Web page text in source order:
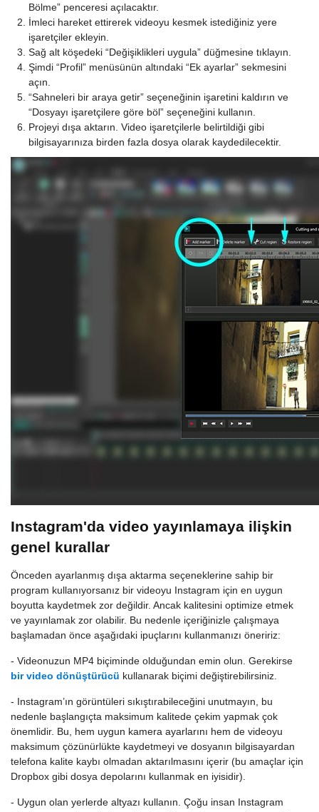
Bölme” penceresi açılacaktır.
İmleci hareket ettirerek videoyu kesmek istediğiniz yere
işaretçiler ekleyin.
Sağ alt köşedeki “Değişiklikleri uygula” düğmesine tıklayın.
Şimdi “Profil” menüsünün altındaki “Ek ayarlar” sekmesini
açın.
“Sahneleri bir araya getir” seçeneğinin işaretini kaldırın ve
“Dosyayı işaretçilere göre böl” seçeneğini kullanın.
Projeyi dışa aktarın. Video işaretçilerle belirtildiği gibi
bilgisayarınıza birden fazla dosya olarak kaydedilecektir.
Instagram'da video yayınlamaya ilişkin
genel kurallar
Önceden ayarlanmış dışa aktarma seçeneklerine sahip bir
program kullanıyorsanız bir videoyu Instagram için en uygun
boyutta kaydetmek zor değildir. Ancak kalitesini optimize etmek
ve yayınlamak zor olabilir. Bu nedenle içeriğinizle çalışmaya
başlamadan önce aşağıdaki ipuçlarını kullanmanızı öneririz:
- Videonuzun MP4 biçiminde olduğundan emin olun. Gerekirse
bir video dönüştürücü kullanarak biçimi değiştirebilirsiniz.
- Instagram’ın görüntüleri sıkıştırabileceğini unutmayın, bu
nedenle başlangıçta maksimum kalitede çekim yapmak çok
önemlidir. Bu, hem uygun kamera ayarlarını hem de videoyu
maksimum çözünürlükte kaydetmeyi ve dosyanın bilgisayardan
telefona kalite kaybı olmadan aktarılmasını içerir (bu amaçlar için
Dropbox gibi dosya depolarını kullanmak en iyisidir).
- Uygun olan yerlerde altyazı kullanın. Çoğu insan Instagram